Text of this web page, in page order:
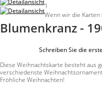
Blumenkranz -
Schreiben Sie die
Diese Weihnachtskarte besteht aus
verschiedenste
Fröhliche Weihnachten!
1
Wenn wir die